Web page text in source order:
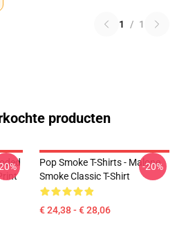
1 / 1
producten
Pop Smoke T-Shirts - Malone
Smoke Classic T-Shirt
€ 24,38 - € 28,06
-20%